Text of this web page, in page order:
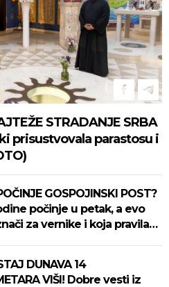
STRADANJE SRBA
prisustvovala parastosu i
GOSPOJINSKI POST?
počinje u petak, a evo
za vernike i koja pravila
DUNAVA 14
VIŠI! Dobre vesti iz